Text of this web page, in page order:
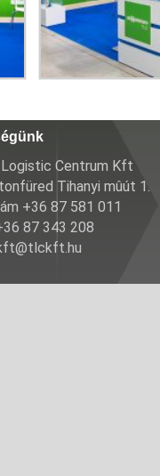
Centrum Kft
Tihanyi mûút 1.
+36 87 581 011
87 343 208